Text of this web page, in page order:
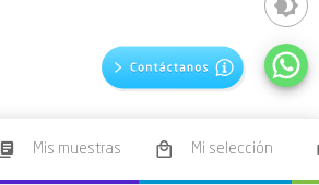
Mis muestras Mi selección